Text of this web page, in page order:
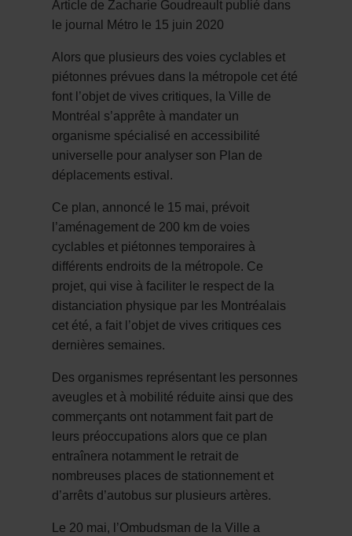
Article de Zacharie Goudreault publié dans
le journal Métro le 15 juin 2020
Alors que plusieurs des voies cyclables et
piétonnes prévues dans la métropole cet été
font l’objet de vives critiques, la Ville de
Montréal s’apprête à mandater un
organisme spécialisé en accessibilité
universelle pour analyser son Plan de
déplacements estival.
Ce plan, annoncé le 15 mai, prévoit
l’aménagement de 200 km de voies
cyclables et piétonnes temporaires à
différents endroits de la métropole. Ce
projet, qui vise à faciliter le respect de la
distanciation physique par les Montréalais
cet été, a fait l’objet de vives critiques ces
dernières semaines.
Des organismes représentant les personnes
aveugles et à mobilité réduite ainsi que des
commerçants ont notamment fait part de
leurs préoccupations alors que ce plan
entraînera notamment le retrait de
nombreuses places de stationnement et
d’arrêts d’autobus sur plusieurs artères.
Le 20 mai, l’Ombudsman de la Ville a